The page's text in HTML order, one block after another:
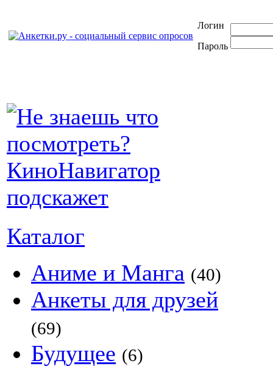
Логин
Пароль
Каталог
Аниме и Манга (40)
Анкеты для друзей
(69)
Будущее (6)